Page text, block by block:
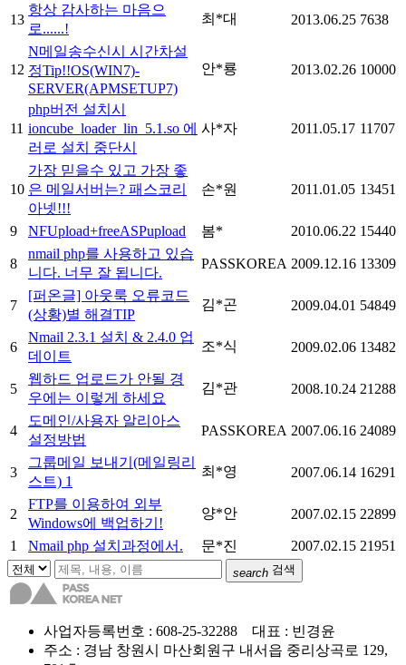
13
항상 감사하는 마음으
로......!
최*대 2013.06.25 7638
12
N메일송수신시 시간차설
정Tip!!OS(WIN7)-
SERVER(APMSETUP7)
안*룡 2013.02.26 10000
11
php버전 설치시
ioncube_loader_lin_5.1.so 에
러로 설치 중단시
사*자 2011.05.17 11707
10
가장 믿을수 있고 가장 좋
은 메일서버는? 패스코리
아넷!!!
손*원 2011.01.05 13451
9 NFUpload+freeASPupload 봄* 2010.06.22 15440
8
nmail php를 사용하고 있습
니다. 너무 잘 됩니다.
PASSKOREA 2009.12.16 13309
7
[퍼온글] 아웃룩 오류코드
(상황)별 해결TIP
김*곤 2009.04.01 54849
6
Nmail 2.3.1 설치 & 2.4.0 업
데이트
조*식 2009.02.06 13482
5
웹하드 업로드가 안될 경
우에는 이렇게 하세요
김*관 2008.10.24 21288
4
도메인/사용자 알리아스
설정방법
PASSKOREA 2007.06.16 24089
3
그룹메일 보내기(메일링리
스트) 1
최*영 2007.06.14 16291
2
FTP를 이용하여 외부
Windows에 백업하기!
양*안 2007.02.15 22899
1 Nmail php 설치과정에서. 문*진 2007.02.15 21951
search 검색
사업자등록번호 : 608-25-32288 대표 : 빈경윤
주소 : 경남 창원시 마산회원구 내서읍 중리상곡로 129,